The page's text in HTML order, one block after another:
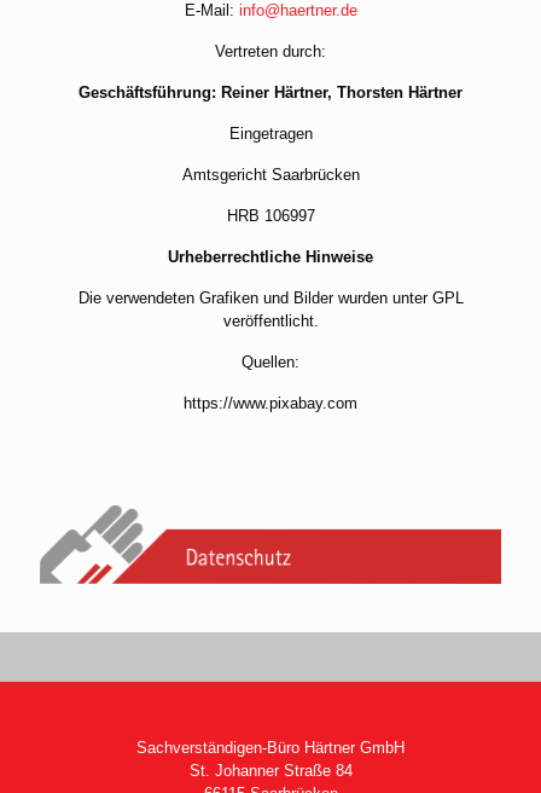
E-Mail: info@haertner.de
Vertreten durch:
Geschäftsführung: Reiner Härtner, Thorsten Härtner
Eingetragen
Amtsgericht Saarbrücken
HRB 106997
Urheberrechtliche Hinweise
Die verwendeten Grafiken und Bilder wurden unter GPL
veröffentlicht.
Quellen:
https://www.pixabay.com
Sachverständigen-Büro Härtner GmbH
St. Johanner Straße 84